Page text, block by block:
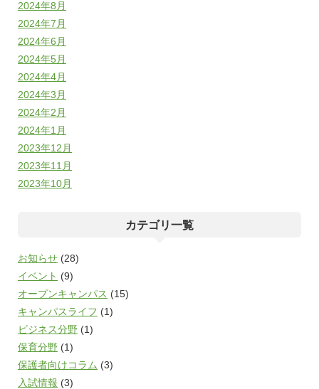
2024年8月
2024年7月
2024年6月
2024年5月
2024年4月
2024年3月
2024年2月
2024年1月
2023年12月
2023年11月
2023年10月
カテゴリ一覧
お知らせ (28)
イベント (9)
オープンキャンパス (15)
キャンパスライフ (1)
ビジネス分野 (1)
保育分野 (1)
保護者向けコラム (3)
入試情報 (3)